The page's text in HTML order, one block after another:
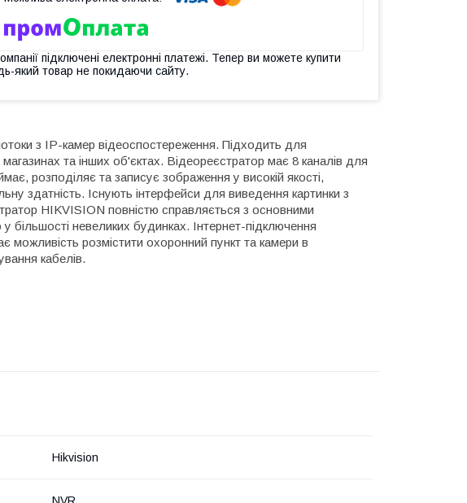
підключені електронні платежі. Тепер ви можете купити
який товар не покидаючи сайту.
з IP-камер відеоспостереження. Підходить для
та інших об'єктах. Відеореєстратор має 8 каналів для
розподіляє та записує зображення у високій якості,
здатність. Існують інтерфейси для виведення картинки з
HIKVISION повністю справляється з основними
більшості невеликих будинках. Інтернет-підключення
можливість розмістити охоронний пункт та камери в
кабелів.
Hikvision
NVR